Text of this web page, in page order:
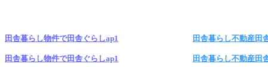
田舎暮らし物件で田舎ぐらしap1
田舎暮らし物件で田舎ぐらしap1
田舎暮らし不動産田
田舎暮らし不動産田